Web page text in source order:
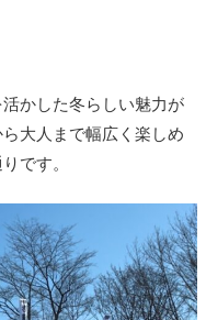
かした冬らしい魅力が
大人まで幅広く楽しめ
です。